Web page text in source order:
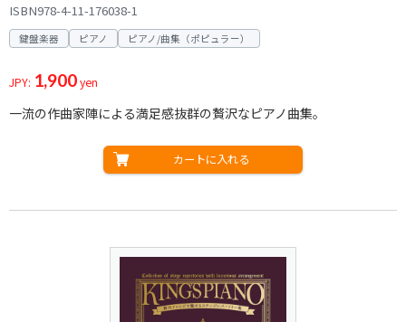
ISBN978-4-11-176038-1
鍵盤楽器 ピアノ ピアノ/曲集（ポピュラー）
JPY: 1,900yen
一流の作曲家陣による満足感抜群の贅沢なピアノ曲集。
カートに入れる